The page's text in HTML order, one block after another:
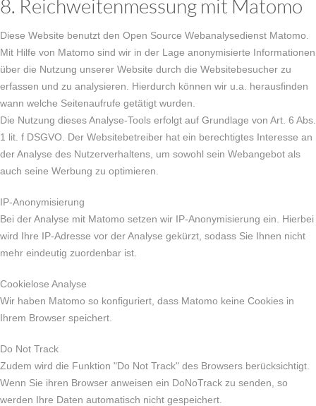
8. Reichweitenmessung mit Matomo
Diese Website benutzt den Open Source Webanalysedienst Matomo.
Mit Hilfe von Matomo sind wir in der Lage anonymisierte Informationen
über die Nutzung unserer Website durch die Websitebesucher zu
erfassen und zu analysieren. Hierdurch können wir u.a. herausfinden
wann welche Seitenaufrufe getätigt wurden.
Die Nutzung dieses Analyse-Tools erfolgt auf Grundlage von Art. 6 Abs.
1 lit. f DSGVO. Der Websitebetreiber hat ein berechtigtes Interesse an
der Analyse des Nutzerverhaltens, um sowohl sein Webangebot als
auch seine Werbung zu optimieren.
IP-Anonymisierung
Bei der Analyse mit Matomo setzen wir IP-Anonymisierung ein. Hierbei
wird Ihre IP-Adresse vor der Analyse gekürzt, sodass Sie Ihnen nicht
mehr eindeutig zuordenbar ist.
Cookielose Analyse
Wir haben Matomo so konfiguriert, dass Matomo keine Cookies in
Ihrem Browser speichert.
Do Not Track
Zudem wird die Funktion "Do Not Track" des Browsers berücksichtigt.
Wenn Sie ihren Browser anweisen ein DoNoTrack zu senden, so
werden Ihre Daten automatisch nicht gespeichert.